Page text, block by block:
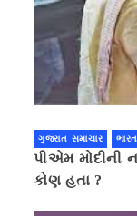
ગુજરાત સમાચાર
પીએમ મોદીની
કોણ હતા ?